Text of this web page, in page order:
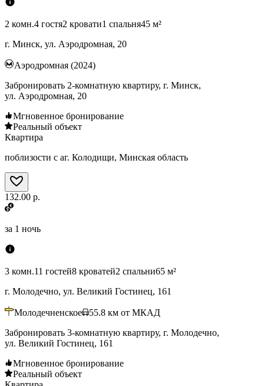
2 комн.4 гостя2 кровати1 спальня45 м²
г. Минск, ул. Аэродромная, 20
Аэродромная (2024)
Забронировать 2-комнатную квартиру, г. Минск,
ул. Аэродромная, 20
Мгновенное бронирование
Реальный объект
Квартира
поблизости с аг. Колодищи, Минская область
132.00 р.
за 1 ночь
3 комн.11 гостей8 кроватей2 спальни65 м²
г. Молодечно, ул. Великий Гостинец, 161
Молодечненское 55.8 км от МКАД
Забронировать 3-комнатную квартиру, г. Молодечно,
ул. Великий Гостинец, 161
Мгновенное бронирование
Реальный объект